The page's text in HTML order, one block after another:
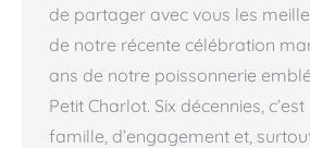
de partager avec vous les
de notre récente célébration
ans de notre poissonnerie
Petit Charlot. Six décennies,
famille, d’engagement et,